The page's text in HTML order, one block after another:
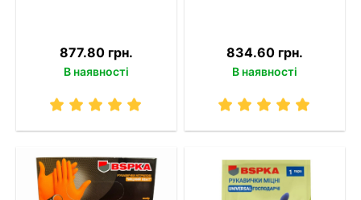
877.80 грн.
В наявності
834.60 грн.
В наявності